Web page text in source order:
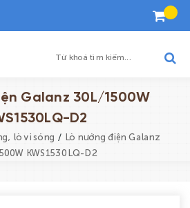
Danh
sách
thích
Galanz 30L/1500W
D2
lò vi sóng / Lò nướng điện Galanz
KWS1530LQ-D2